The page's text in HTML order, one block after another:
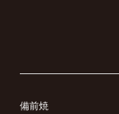
備前焼